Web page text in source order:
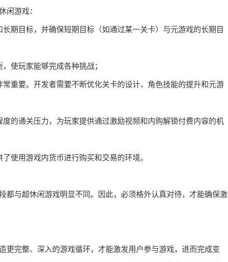
闲游戏：
期目标，并确保短期目标（如通过某一关卡）与元游戏的长期目
使玩家能够完成各种挑战；
重要。开发者需要不断优化关卡的设计、角色技能的提升和元游
的通关压力，为玩家提供通过激励视频和内购解锁付费内容的机
使用游戏内货币进行购买和交易的环境。
都与超休闲游戏明显不同。因此，必须格外认真对待，才能确保激
更完整、深入的游戏循环，才能激发用户参与游戏，进而完成变